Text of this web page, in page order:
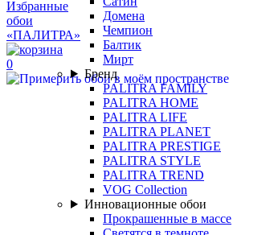
0
Домена
Чемпион
Балтик
Мирт
Бренд
PALITRA FAMILY
PALITRA HOME
PALITRA LIFE
PALITRA PLANET
PALITRA PRESTIGE
PALITRA STYLE
PALITRA TREND
VOG Collection
Инновационные обои
Прокрашенные в массе